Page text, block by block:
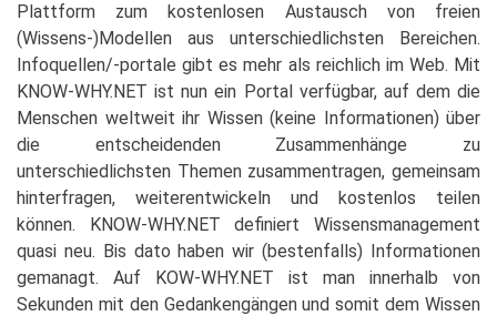
Plattform zum kostenlosen Austausch von freien
(Wissens-)Modellen aus unterschiedlichsten Bereichen.
Infoquellen/-portale gibt es mehr als reichlich im Web. Mit
KNOW-WHY.NET ist nun ein Portal verfügbar, auf dem die
Menschen weltweit ihr Wissen (keine Informationen) über
die entscheidenden Zusammenhänge zu
unterschiedlichsten Themen zusammentragen, gemeinsam
hinterfragen, weiterentwickeln und kostenlos teilen
können. KNOW-WHY.NET definiert Wissensmanagement
quasi neu. Bis dato haben wir (bestenfalls) Informationen
gemanagt. Auf KOW-WHY.NET ist man innerhalb von
Sekunden mit den Gedankengängen und somit dem Wissen